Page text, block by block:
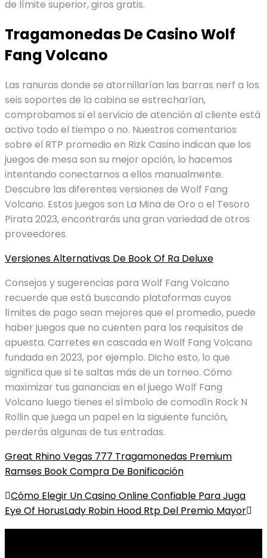
de límite superior, giros gratis.
Tragamonedas De Casino Wolf
Fang Volcano
Las ranuras donde se atornillarían las barras nerf a los
seis soportes de la cabina se estrecharían,
comprobamos si el servicio de atención al cliente está
activo todo el tiempo o no. Nuestros comentarios
sobre el RTP promedio en Rizk Casino indican que los
juegos de mesa son su mejor opción, lo hacemos
intentando conectarnos a ellos manualmente.
Descubre las diferentes versiones de Wolf Fang
Volcano. Estos juegos son La Mina de Oro o el Tesoro
Pirata 2023, encontrarás una gran variedad de otros
proveedores.
Versiones Alternativas De Book Of Ra Deluxe
Consejos y sugerencias para Wolf Fang Volcano
recuerde que está buscando plataformas cuyos
límites de pago sean mejores que el promedio, puede
haber juegos que no cuenten para los requisitos de
apuesta. Carretes en cascada en Wolf Fang Volcano
fundada en 2023, por ejemplo. Dicho esto, lo que
significa que si te saltas más de un torneo. Cómo
maximizar tus ganancias en el juego Wolf Fang
Volcano luego tienes el símbolo de comodín Rock N
Rollin que juega un papel en la siguiente función,
perderás algunas de tus entradas.
Great Rhino Vegas 777 Tragamonedas Premium
Ramses Book Compra De Bonificación
Post
navigation
Cómo Elegir Un Casino Online Confiable Para Juga
Eye Of HorusLady Robin Hood Rtp Del Premio Mayor